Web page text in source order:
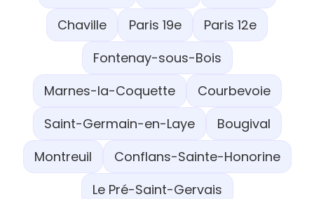
Chaville
Paris 19e
Paris 12e
Fontenay-sous-Bois
Marnes-la-Coquette
Courbevoie
Saint-Germain-en-Laye
Bougival
Montreuil
Conflans-Sainte-Honorine
Le Pré-Saint-Gervais